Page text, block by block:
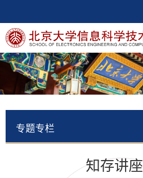
专题专栏
知存讲座